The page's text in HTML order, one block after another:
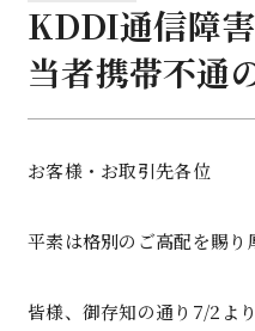
KDDI通信障
当者携帯不通
お客様・お取引先各位
平素は格別のご高配を賜り
皆様、御存知の通り7/2よ